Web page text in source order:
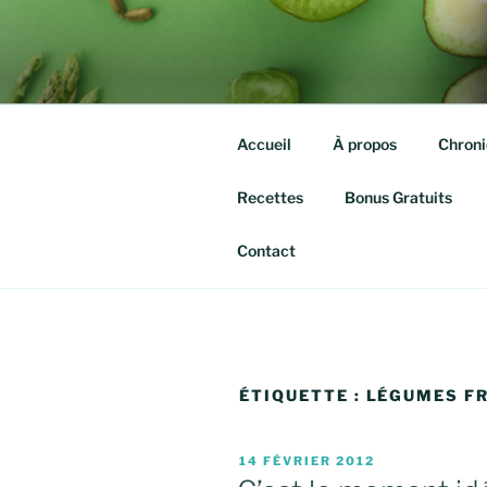
contenu
principal
QUITTE
Isabelle agassis –
Accueil À propos
Recettes Bonus Gratuits
Contact
ÉTIQUETTE : LÉGUMES
PUBLIÉ
LE
14 FÉVRIER 2012